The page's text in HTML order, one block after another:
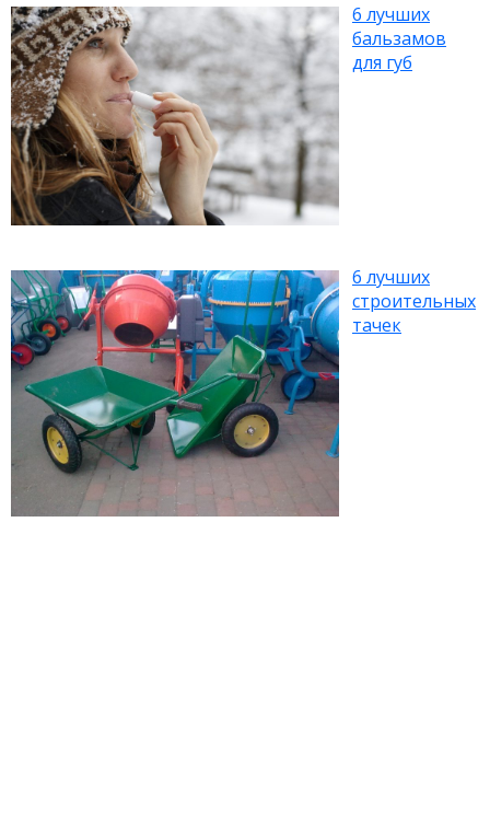
6 лучших
бальзамов
для губ
6 лучших
строительных
тачек